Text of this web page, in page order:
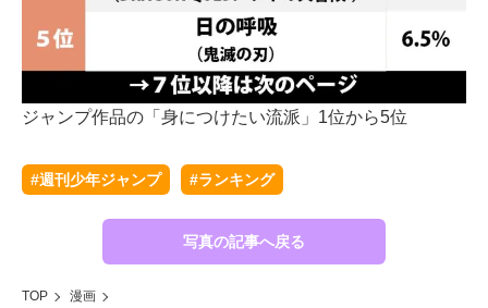
ジャンプ作品の「身につけたい流派」1位から5位
#週刊少年ジャンプ #ランキング
写真の記事へ戻る
TOP
漫画